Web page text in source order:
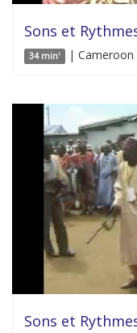
Sons et
34 min' | Cameroon
Sons et